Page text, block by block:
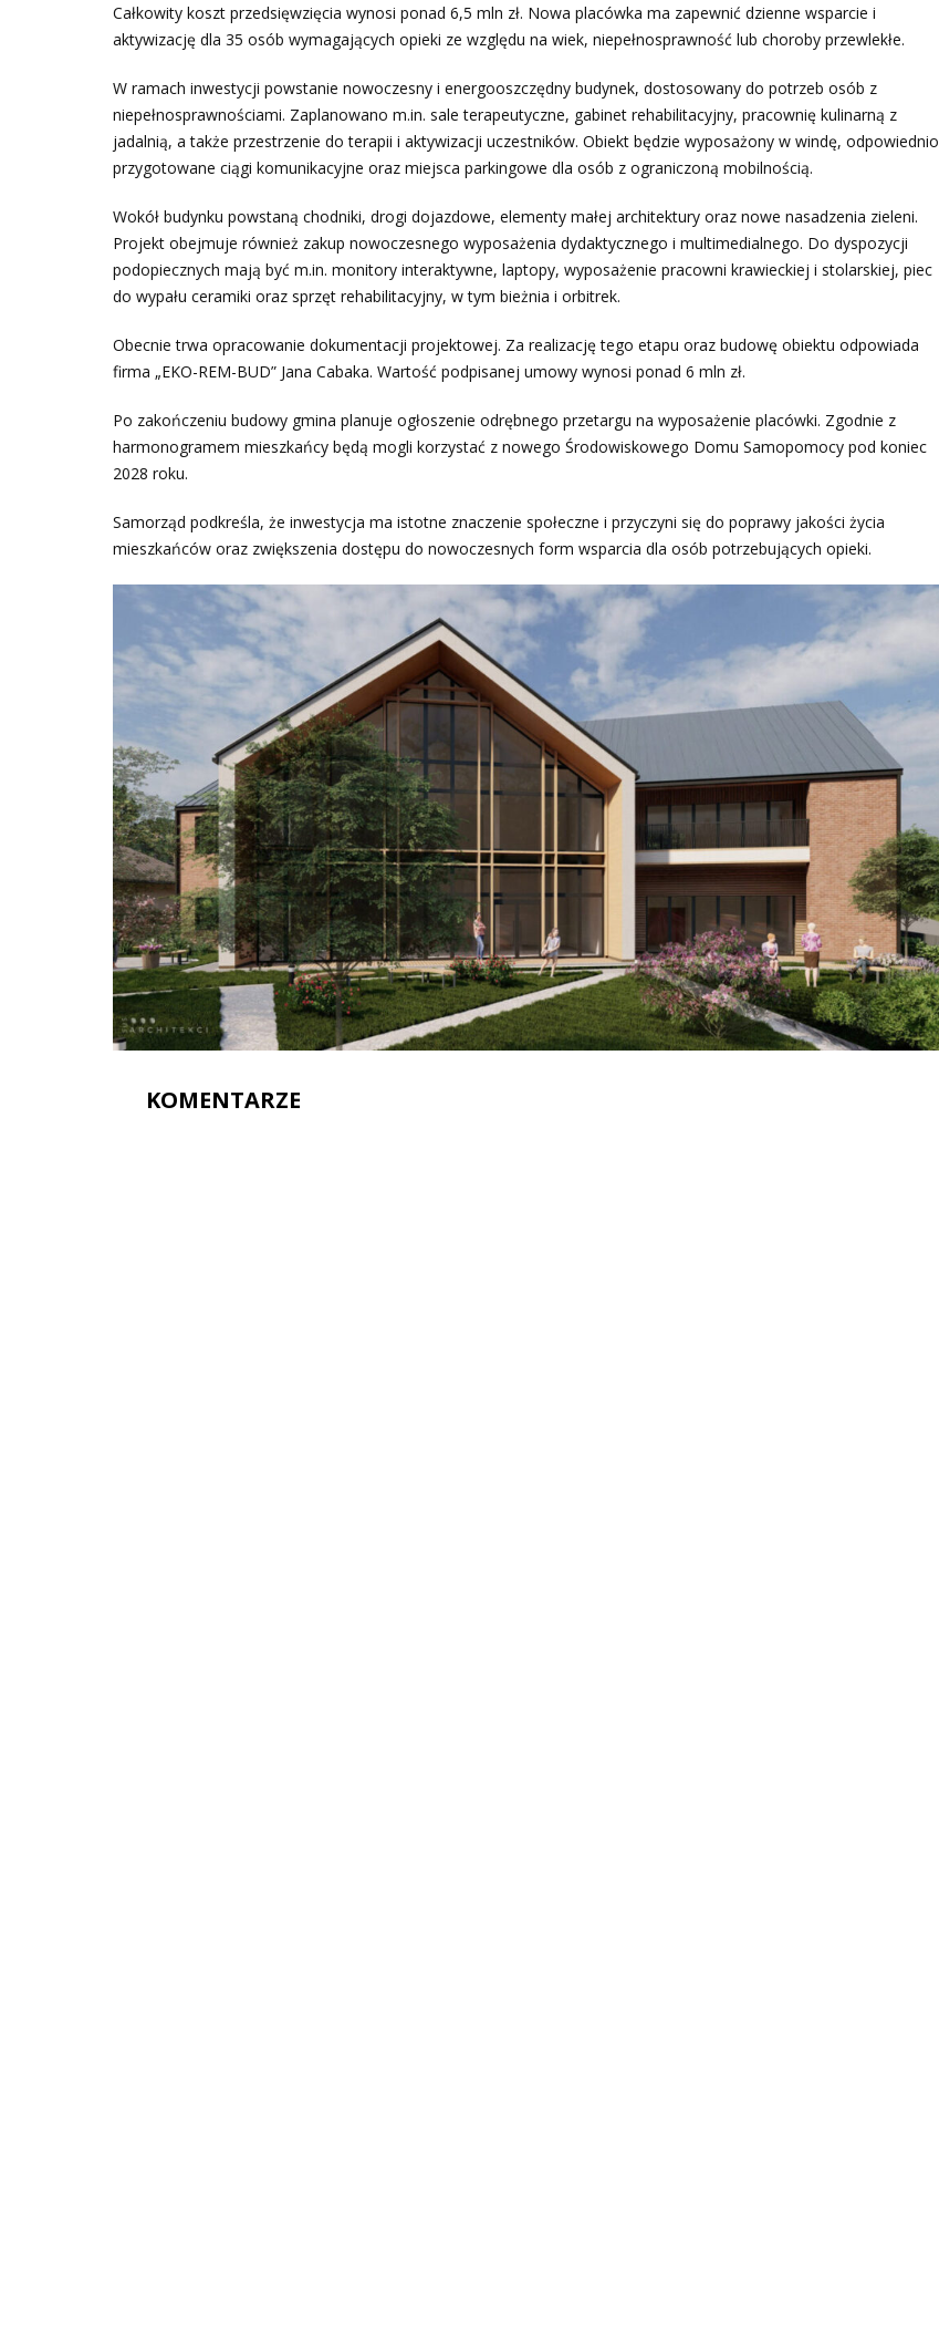
Całkowity koszt przedsięwzięcia wynosi ponad 6,5 mln zł. Nowa placówka ma zapewnić dzienne wsparcie i
aktywizację dla 35 osób wymagających opieki ze względu na wiek, niepełnosprawność lub choroby przewlekłe.
W ramach inwestycji powstanie nowoczesny i energooszczędny budynek, dostosowany do potrzeb osób z
niepełnosprawnościami. Zaplanowano m.in. sale terapeutyczne, gabinet rehabilitacyjny, pracownię kulinarną z
jadalnią, a także przestrzenie do terapii i aktywizacji uczestników. Obiekt będzie wyposażony w windę, odpowiednio
przygotowane ciągi komunikacyjne oraz miejsca parkingowe dla osób z ograniczoną mobilnością.
Wokół budynku powstaną chodniki, drogi dojazdowe, elementy małej architektury oraz nowe nasadzenia zieleni.
Projekt obejmuje również zakup nowoczesnego wyposażenia dydaktycznego i multimedialnego. Do dyspozycji
podopiecznych mają być m.in. monitory interaktywne, laptopy, wyposażenie pracowni krawieckiej i stolarskiej, piec
do wypału ceramiki oraz sprzęt rehabilitacyjny, w tym bieżnia i orbitrek.
Obecnie trwa opracowanie dokumentacji projektowej. Za realizację tego etapu oraz budowę obiektu odpowiada
firma „EKO-REM-BUD” Jana Cabaka. Wartość podpisanej umowy wynosi ponad 6 mln zł.
Po zakończeniu budowy gmina planuje ogłoszenie odrębnego przetargu na wyposażenie placówki. Zgodnie z
harmonogramem mieszkańcy będą mogli korzystać z nowego Środowiskowego Domu Samopomocy pod koniec
2028 roku.
Samorząd podkreśla, że inwestycja ma istotne znaczenie społeczne i przyczyni się do poprawy jakości życia
mieszkańców oraz zwiększenia dostępu do nowoczesnych form wsparcia dla osób potrzebujących opieki.
KOMENTARZE